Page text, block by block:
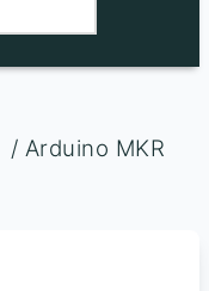
/ Arduino MKR